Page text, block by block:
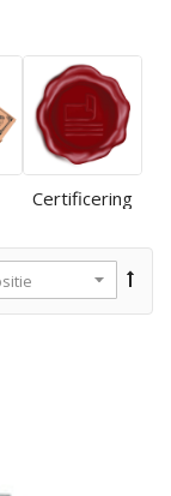
Certificering